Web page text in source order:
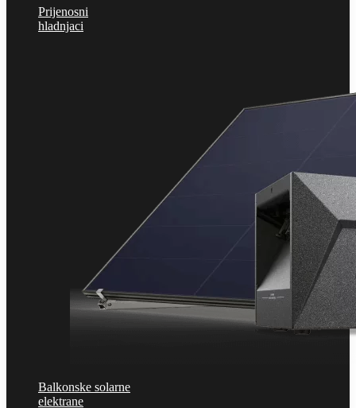
Prijenosni
hladnjaci
Balkonske solarne
elektrane